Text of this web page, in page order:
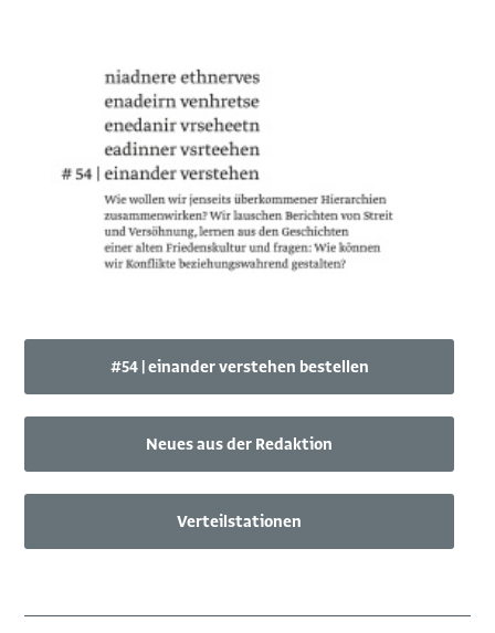
#54 | einander verstehen bestellen
Neues aus der Redaktion
Verteilstationen